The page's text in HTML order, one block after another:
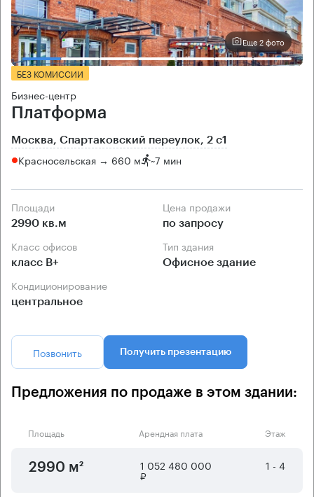
Еще 2 фото
БЕЗ КОМИССИИ
Бизнес-центр
Платформа
Москва, Спартаковский переулок, 2 с1
Красносельская → 660 м ~7 мин
Площади
2990 кв.м
Цена продажи
по запросу
Класс офисов
класс B+
Тип здания
Офисное здание
Кондиционирование
центральное
Позвонить Получить презентацию
Предложения по продаже в этом здании:
Площадь Арендная плата Этаж
2990 м² 1 052 480 000
₽
1 - 4